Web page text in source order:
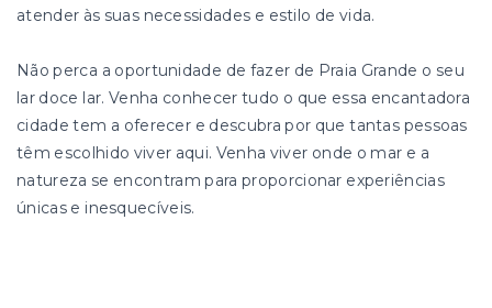
atender às suas necessidades e estilo de vida.
Não perca a oportunidade de fazer de Praia Grande o seu
lar doce lar. Venha conhecer tudo o que essa encantadora
cidade tem a oferecer e descubra por que tantas pessoas
têm escolhido viver aqui. Venha viver onde o mar e a
natureza se encontram para proporcionar experiências
únicas e inesquecíveis.